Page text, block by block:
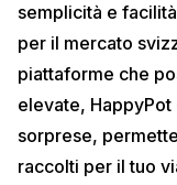
semplicità e
per il mercato
piattaforme che
elevate,
sorprese,
raccolti per il tuo